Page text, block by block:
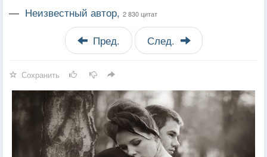
— Неизвестный автор, 2 830 цитат
Пред. След.
Сохранить